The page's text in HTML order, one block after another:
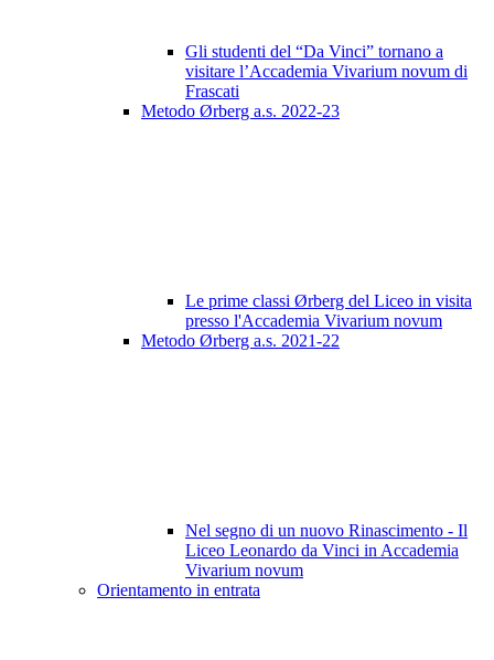
Gli studenti del “Da Vinci” tornano a
visitare l’Accademia Vivarium novum di
Frascati
Metodo Ørberg a.s. 2022-23
Le prime classi Ørberg del Liceo in visita
presso l'Accademia Vivarium novum
Metodo Ørberg a.s. 2021-22
Nel segno di un nuovo Rinascimento - Il
Liceo Leonardo da Vinci in Accademia
Vivarium novum
Orientamento in entrata